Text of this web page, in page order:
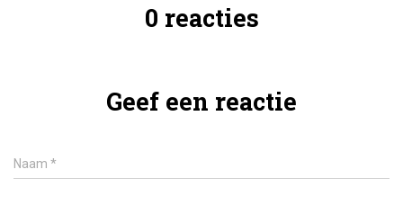
0 reacties
Geef een reactie
Naam *